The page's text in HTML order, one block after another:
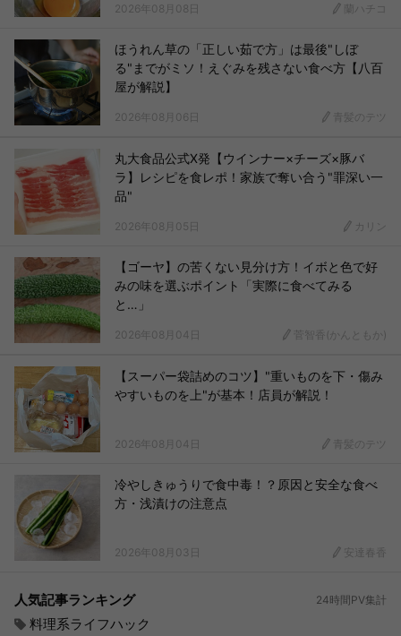
2026年08月08日 蘭ハチコ
ほうれん草の「正しい茹で方」は最後"しぼ
る"までがミソ！えぐみを残さない食べ方【八百
屋が解説】
2026年08月06日 青髪のテツ
丸大食品公式X発【ウインナー×チーズ×豚バ
ラ】レシピを食レポ！家族で奪い合う"罪深い一
品"
2026年08月05日 カリン
【ゴーヤ】の苦くない見分け方！イボと色で好
みの味を選ぶポイント「実際に食べてみる
と…」
2026年08月04日 菅智香(かんともか)
【スーパー袋詰めのコツ】"重いものを下・傷み
やすいものを上"が基本！店員が解説！
2026年08月04日 青髪のテツ
冷やしきゅうりで食中毒！？原因と安全な食べ
方・浅漬けの注意点
2026年08月03日 安達春香
人気記事ランキング 24時間PV集計
料理系ライフハック